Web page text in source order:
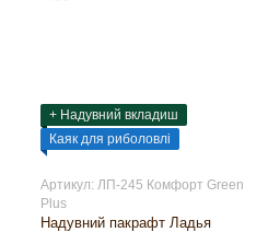
+ Надувний вкладиш
Каяк для риболовлі
Артикул: ЛП-245 Комфорт Green
Plus
Надувний пакрафт Ладья